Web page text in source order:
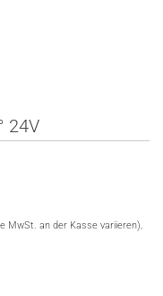
24V
MwSt. an der Kasse variieren),